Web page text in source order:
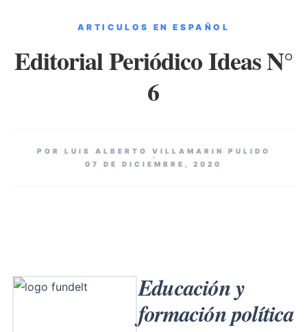
ARTICULOS EN ESPAÑOL
Editorial Periódico Ideas N°
6
POR LUIS ALBERTO VILLAMARIN PULIDO
07 DE DICIEMBRE, 2020
Educación y
formación política